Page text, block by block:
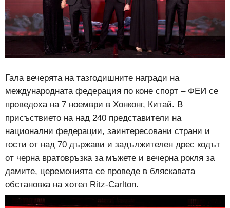
Гала вечерята на тазгодишните награди на
международната федерация по коне спорт – ФЕИ се
проведоха на 7 ноември в Хонконг, Китай. В
присъствието на над 240 представители на
национални федерации, заинтересовани страни и
гости от над 70 държави и задължителен дрес кодът
от черна вратовръзка за мъжете и вечерна рокля за
дамите, церемонията се проведе в бляскавата
обстановка на хотел Ritz-Carlton.